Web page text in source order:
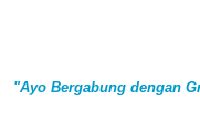
"Ayo Bergabung dengan